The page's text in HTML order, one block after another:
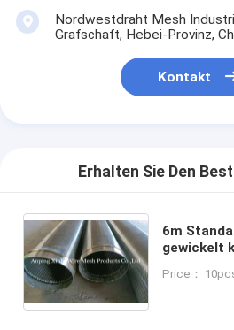
Nordwestdraht Mesh
Grafschaft, Hebei-Provinz,
Kontakt
Erhalten Sie Den
6m
gewickelt
Price：